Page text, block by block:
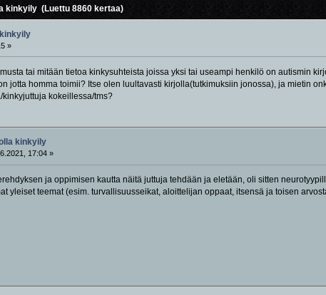
kinkyily (Luettu 8860 kertaa)
»
tai mitään tietoa kinkysuhteista joissa yksi tai useampi henkilö on autismin
jotta homma toimii? Itse olen luultavasti kirjolla(tutkimuksiin jonossa), ja mietin
kokeillessa/tms?
kinkyily
17:04 »
ja oppimisen kautta näitä juttuja tehdään ja eletään, oli sitten
yleiset teemat (esim. turvallisuusseikat, aloittelijan oppaat, itsensä ja toisen